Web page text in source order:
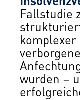
Fallstudie
komplexer
verborgene
wurden –